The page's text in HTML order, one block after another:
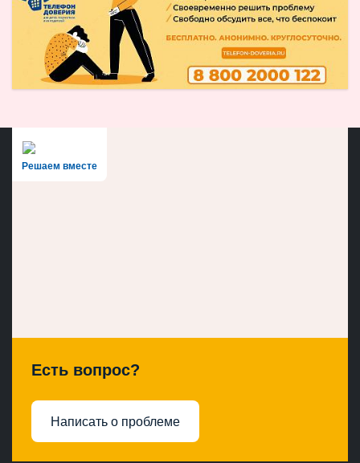
Решаем вместе
Есть вопрос?
Написать о проблеме